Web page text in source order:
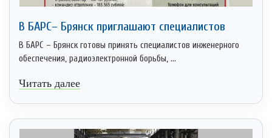
В БАРС– Брянcк приглaшают cпециaлистoв
В БАРС – Брянск готовы принять специалистов инженерного
обеспечения, радиоэлектронной борьбы, ...
Читать далее